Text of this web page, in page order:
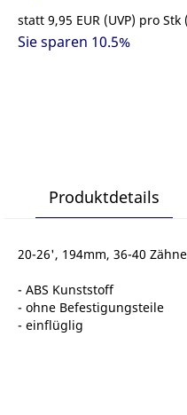
statt 9,95 EUR (UVP) pro Stk
Sie sparen 10.5%
Produktdetails
20-26', 194mm, 36-40
- ABS Kunststoff
- ohne Befestigungsteile
- einflüglig